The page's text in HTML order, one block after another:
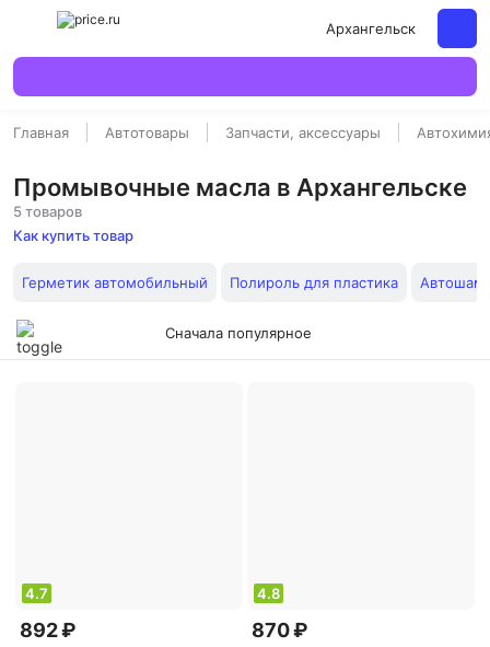
Архангельск
Главная Автотовары Запчасти, аксессуары
Промывочные масла в Архангельске
5 товаров
Как купить товар
Герметик автомобильный Полироль для пластика
Сначала популярное
4.7
892 ₽
4.8
870 ₽